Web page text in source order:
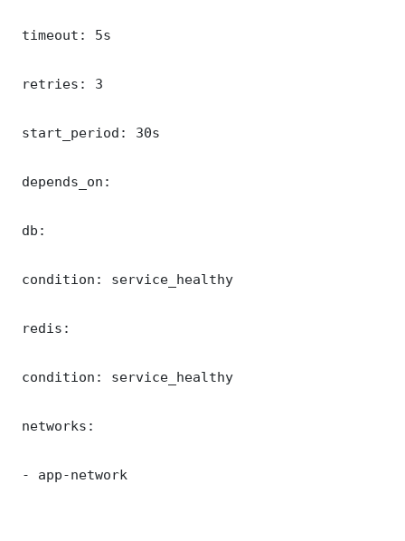
timeout: 5s
retries: 3
start_period: 30s
depends_on:
db:
condition: service_healthy
redis:
condition: service_healthy
networks:
- app-network